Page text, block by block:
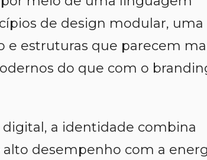
de design modular, uma
estruturas que parecem
do que com o
a identidade combina
desempenho com a